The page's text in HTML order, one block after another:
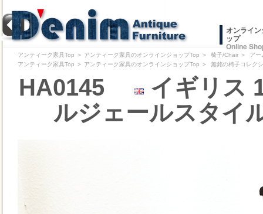
オンライ
ップ
Online
アンティーク家具Top ＞ アンティーク家具のオンラインショップTop ＞ 椅子/Chair ＞
アー
アンティーク家具Top ＞ アンティーク家具のオンラインショップTop ＞ 無銘の椅子コレク
HA0145
イギリス
ルジェールスタイ